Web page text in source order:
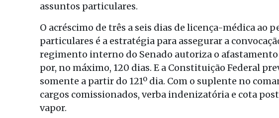
assuntos particulares.
O acréscimo de três a seis dias de licença-médica ao
particulares é a estratégia para assegurar a
regimento interno do Senado autoriza o
por, no máximo, 120 dias. E a Constituição Federal
somente a partir do 121º dia. Com o suplente no
cargos comissionados, verba indenizatória e cota
vapor.